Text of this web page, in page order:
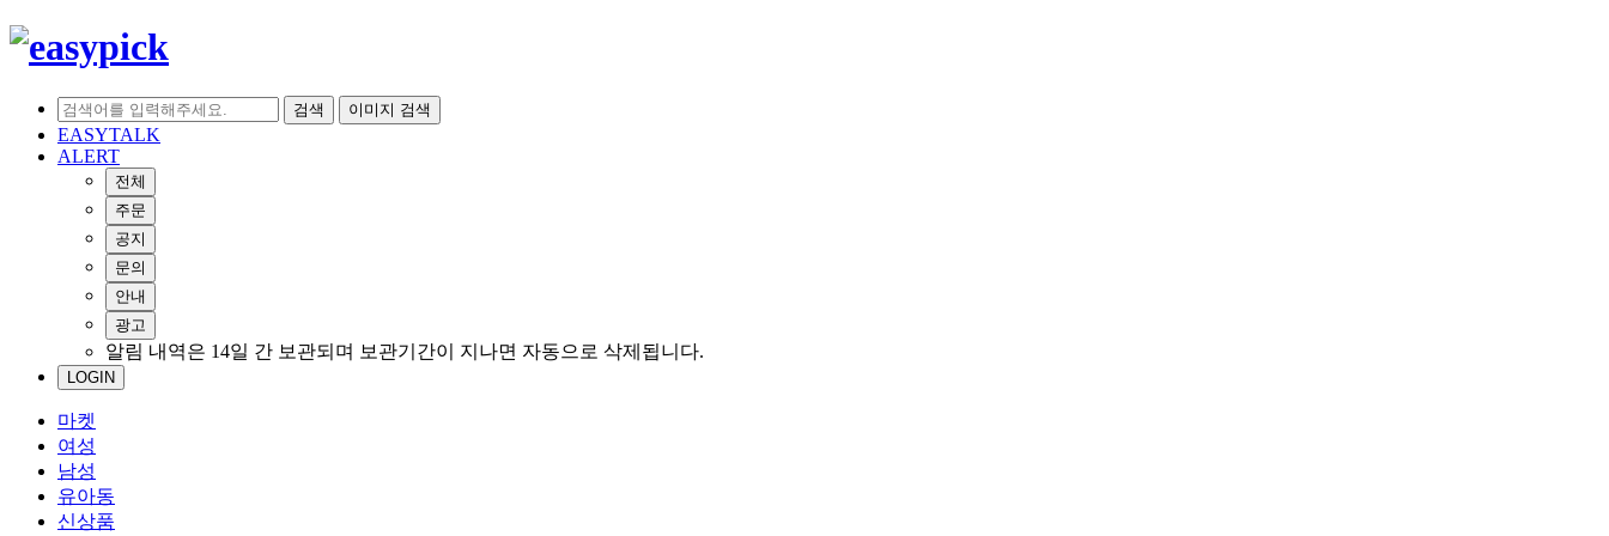
검색 이미지 검색
EASYTALK
ALERT
전체
주문
공지
문의
안내
광고
알림 내역은 14일 간 보관되며 보관기간이 지나면 자동으로 삭제됩니다.
LOGIN
마켓
여성
남성
유아동
신상품